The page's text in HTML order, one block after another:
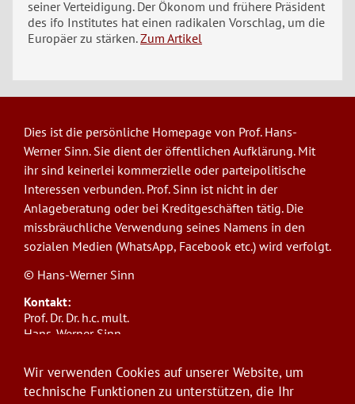
seiner Verteidigung. Der Ökonom und frühere Präsident
des ifo Institutes hat einen radikalen Vorschlag, um die
Europäer zu stärken. Zum Artikel
Dies ist die persönliche Homepage von Prof. Hans-
Werner Sinn. Sie dient der öffentlichen Aufklärung. Mit
ihr sind keinerlei kommerzielle oder parteipolitische
Interessen verbunden. Prof. Sinn ist nicht in der
Anlageberatung oder bei Kreditgeschäften tätig. Die
missbräuchliche Verwendung seines Namens in den
sozialen Medien (WhatsApp, Facebook etc.) wird verfolgt.
© Hans-Werner Sinn
Kontakt:
Prof. Dr. Dr. h.c. mult.
Hans-Werner Sinn,
ifo Institut
Poschingerstr. 5, 81679 München
Telefon: +49(0)89/9224-1276
Wir verwenden Cookies auf unserer Website, um
technische Funktionen zu unterstützen, die Ihr